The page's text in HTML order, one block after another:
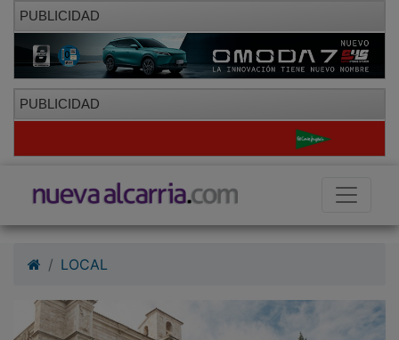
PUBLICIDAD
PUBLICIDAD
LOCAL